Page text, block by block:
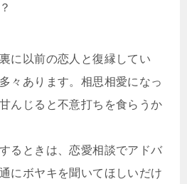
に以前の恋人と復縁してい
々あります。相思相愛になっ
んじると不意打ちを食らうか
るときは、恋愛相談でアドバ
にボヤキを聞いてほしいだけ